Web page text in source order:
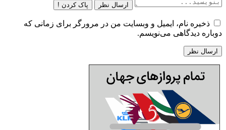
ارسال نظر پاک کردن !
ذخیره نام، ایمیل و وبسایت من در مرورگر برای زمانی که
دوباره دیدگاهی می‌نویسم.